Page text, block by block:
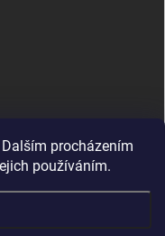
procházením
používáním.
Nejlepší seno.cz